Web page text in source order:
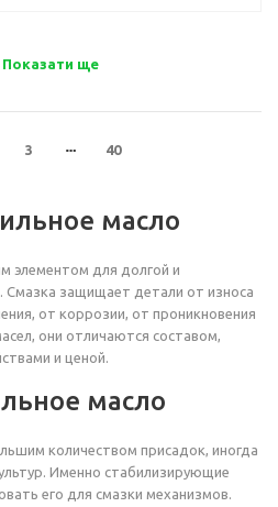
Показати ще
3 40
масло
элементом для долгой и
защищает детали от износа
от коррозии, от проникновения
они отличаются составом,
и ценой.
масло
количеством присадок, иногда
Именно стабилизирующие
его для смазки механизмов.